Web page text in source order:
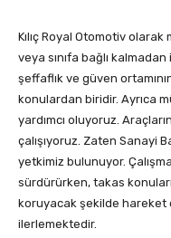
Kılıç Royal Otomotiv
veya sınıfa bağlı
şeffaflık ve güven
konulardan biridir. Ayrıca
yardımcı oluyoruz.
çalışıyoruz. Zaten Sanayi
yetkimiz bulunuyor.
sürdürürken, takas
koruyacak şekilde hareket
ilerlemektedir.